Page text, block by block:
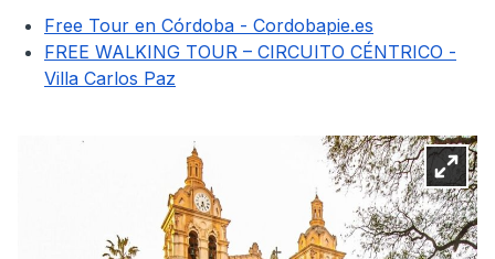
Free Tour en Córdoba - Cordobapie.es
FREE WALKING TOUR – CIRCUITO CÉNTRICO -
Villa Carlos Paz